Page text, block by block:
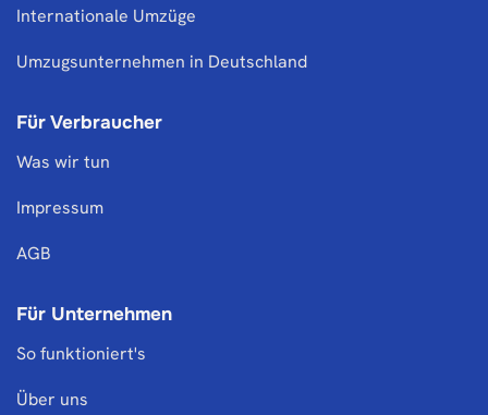
Internationale Umzüge
Umzugsunternehmen in Deutschland
Für Verbraucher
Was wir tun
Impressum
AGB
Für Unternehmen
So funktioniert's
Über uns